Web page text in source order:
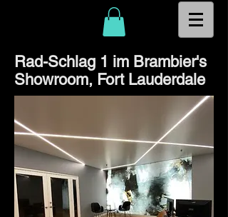
Rad-Schlag 1 im Brambier's
Showroom, Fort Lauderdale